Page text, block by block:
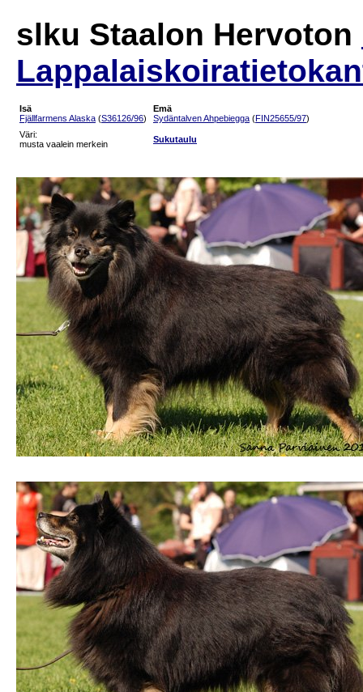
slku Staalon Hervoton
Isä
Fjällfarmens Alaska (S36126/96)
Emä
Sydäntalven Ahpebiegga (FIN25655/97)
Väri:
musta vaalein merkein
Sukutaulu